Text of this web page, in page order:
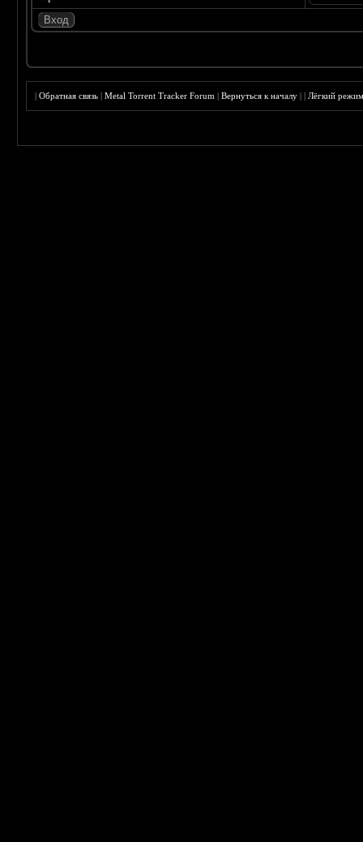
|Обратная связь |Metal Torrent Tracker Forum |Вернуться к началу ||Лёгкий